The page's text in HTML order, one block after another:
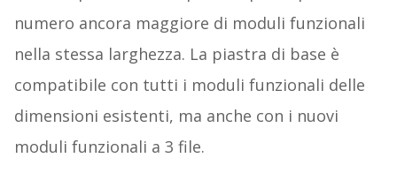
numero ancora maggiore di moduli funzionali
nella stessa larghezza. La piastra di base è
compatibile con tutti i moduli funzionali delle
dimensioni esistenti, ma anche con i nuovi
moduli funzionali a 3 file.